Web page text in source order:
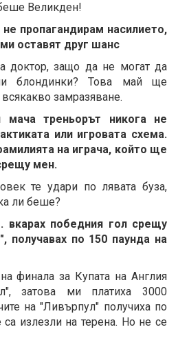
Великден!
пропагандирам насилието,
оставят друг шанс
доктор, защо да не могат да
блондинки? Това май ще
замразяване.
треньорът никога не
или игровата схема.
на играча, който ще
мен.
те удари по лявата буза,
ли беше?
вкарах победния гол срещу
получавах по 150 паунда на
финала за Купата на Англия
затова ми платиха 3000
на "Ливърпул" получиха по
излезли на терена. Но не се